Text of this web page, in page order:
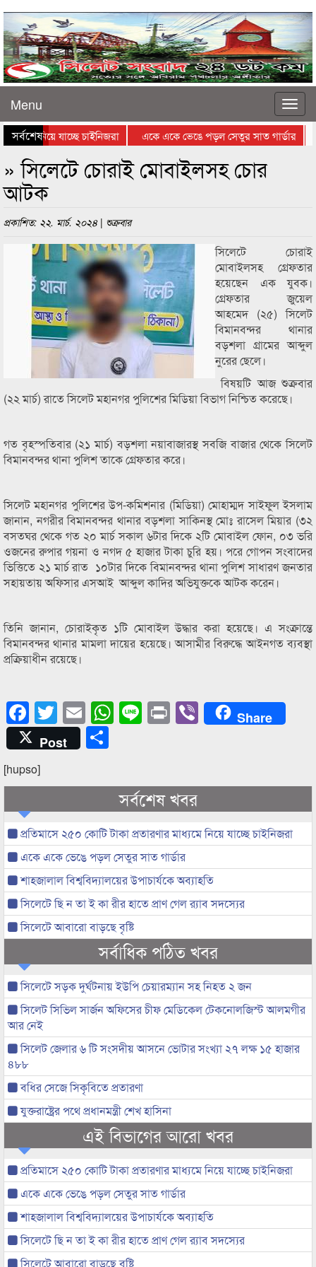
Menu
সর্বশেষনিয়ে যাচ্ছে চাইনিজরা একে একে ভেঙে পড়ল সেতুর সাত গার্ডার
জন্যে কঠিন
দ্রুত ছড়াচ্ছে যৌনাঙ্গ আক্রান্তকারী পরজীবী
» সিলেটে চোরাই মোবাইলসহ চোর
আটক
প্রকাশিত: ২২. মার্চ. ২০২৪ | শুক্রবার
সিলেটে চোরাই
মোবাইলসহ গ্রেফতার
হয়েছেন এক যুবক।
গ্রেফতার জুয়েল
আহমেদ (২৫) সিলেট
বিমানবন্দর থানার
বড়শলা গ্রামের আব্দুল
নুরের ছেলে।
বিষয়টি আজ শুক্রবার
(২২ মার্চ) রাতে সিলেট মহানগর পুলিশের মিডিয়া বিভাগ নিশ্চিত করেছে।
গত বৃহস্পতিবার (২১ মার্চ) বড়শলা নয়াবাজারস্থ সবজি বাজার থেকে সিলেট
বিমানবন্দর থানা পুলিশ তাকে গ্রেফতার করে।
সিলেট মহানগর পুলিশের উপ-কমিশনার (মিডিয়া) মোহাম্মদ সাইফুল ইসলাম
জানান, নগরীর বিমানবন্দর থানার বড়শলা সাকিনস্থ মোঃ রাসেল মিয়ার (৩২
বসতঘর থেকে গত ২০ মার্চ সকাল ৬টার দিকে ২টি মোবাইল ফোন, ০৩ ভরি
ওজনের রুপার গয়না ও নগদ ৫ হাজার টাকা চুরি হয়। পরে গোপন সংবাদের
ভিত্তিতে ২১ মার্চ রাত ১০টার দিকে বিমানবন্দর থানা পুলিশ সাধারণ জনতার
সহায়তায় অফিসার এসআই আব্দুল কাদির অভিযুক্তকে আটক করেন।
তিনি জানান, চোরাইকৃত ১টি মোবাইল উদ্ধার করা হয়েছে। এ সংক্রান্তে
বিমানবন্দর থানার মামলা দায়ের হয়েছে। আসামীর বিরুদ্ধে আইনগত ব্যবস্থা
প্রক্রিয়াধীন রয়েছে।
Facebook
Twitter
EmailWhatsApp
LinePrintViberShare
Post
[hupso]
সর্বশেষ খবর
প্রতিমাসে ২৫০ কোটি টাকা প্রতারণার মাধ্যমে নিয়ে যাচ্ছে চাইনিজরা
একে একে ভেঙে পড়ল সেতুর সাত গার্ডার
শাহজালাল বিশ্ববিদ্যালয়ের উপাচার্যকে অব্যাহতি
সিলেটে ছি ন তা ই কা রীর হাতে প্রাণ গেল র‌্যাব সদস্যের
সিলেটে আবারো বাড়ছে বৃষ্টি
সর্বাধিক পঠিত খবর
সিলেটে সড়ক দুর্ঘটনায় ইউপি চেয়ারম্যান সহ নিহত ২ জন
সিলেট সিভিল সার্জন অফিসের চীফ মেডিকেল টেকনোলজিস্ট আলমগীর
আর নেই
সিলেট জেলার ৬ টি সংসদীয় আসনে ভোটার সংখ্যা ২৭ লক্ষ ১৫ হাজার
৪৮৮
বধির সেজে সিকৃবিতে প্রতারণা
যুক্তরাষ্ট্রের পথে প্রধানমন্ত্রী শেখ হাসিনা
এই বিভাগের আরো খবর
প্রতিমাসে ২৫০ কোটি টাকা প্রতারণার মাধ্যমে নিয়ে যাচ্ছে চাইনিজরা
একে একে ভেঙে পড়ল সেতুর সাত গার্ডার
শাহজালাল বিশ্ববিদ্যালয়ের উপাচার্যকে অব্যাহতি
সিলেটে ছি ন তা ই কা রীর হাতে প্রাণ গেল র‌্যাব সদস্যের
সিলেটে আবারো বাড়ছে বৃষ্টি